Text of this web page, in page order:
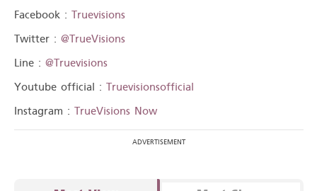
Facebook : Truevisions
Twitter : @TrueVisions
Line : @Truevisions
Youtube official : Truevisionsofficial
Instagram : TrueVisions Now